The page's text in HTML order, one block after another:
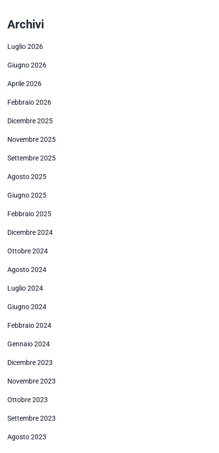
Archivi
Luglio 2026
Giugno 2026
Aprile 2026
Febbraio 2026
Dicembre 2025
Novembre 2025
Settembre 2025
Agosto 2025
Giugno 2025
Febbraio 2025
Dicembre 2024
Ottobre 2024
Agosto 2024
Luglio 2024
Giugno 2024
Febbraio 2024
Gennaio 2024
Dicembre 2023
Novembre 2023
Ottobre 2023
Settembre 2023
Agosto 2023